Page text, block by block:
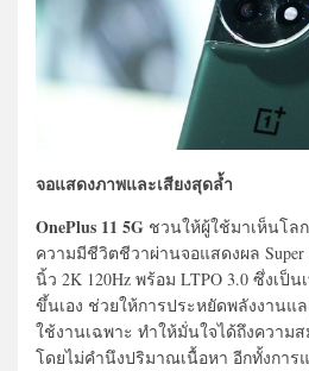
จอแสดงภาพและเสียงสุดล้ำ
OnePlus 11 5G ชวนให้ผู้ใช้มาเห็นโล
ความมีชีวิตชีวาผ่านจอแสดงผล
นิ้ว 2K 120Hz พร้อม LTPO 3.0 ซึ่งเ
ขึ้นเอง ช่วยให้การประหยัดพลังงานแ
ใช้งานเฉพาะ ทำให้มั่นใจได้ถึงความ
โดยไม่คำนึงปริมาณเนื้อหา อีกทั้งการแ